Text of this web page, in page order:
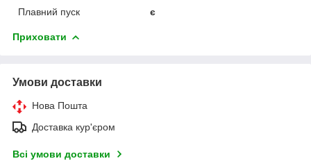
Плавний пуск
є
Приховати
Умови доставки
Нова Пошта
Доставка кур'єром
Всі умови доставки